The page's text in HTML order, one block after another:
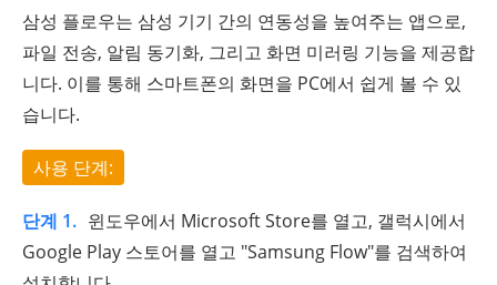
삼성 플로우는 삼성 기기 간의 연동성을 높여주는 앱으로,
파일 전송, 알림 동기화, 그리고 화면 미러링 기능을 제공합
니다. 이를 통해 스마트폰의 화면을 PC에서 쉽게 볼 수 있
습니다.
사용 단계:
단계 1. 윈도우에서 Microsoft Store를 열고, 갤럭시에서
Google Play 스토어를 열고 "Samsung Flow"를 검색하여